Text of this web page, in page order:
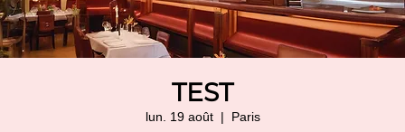
TEST
lun. 19 août
  |
Paris